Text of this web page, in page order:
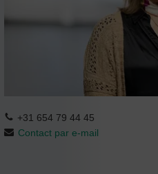
+31 654 79 44 45
Contact par e-mail